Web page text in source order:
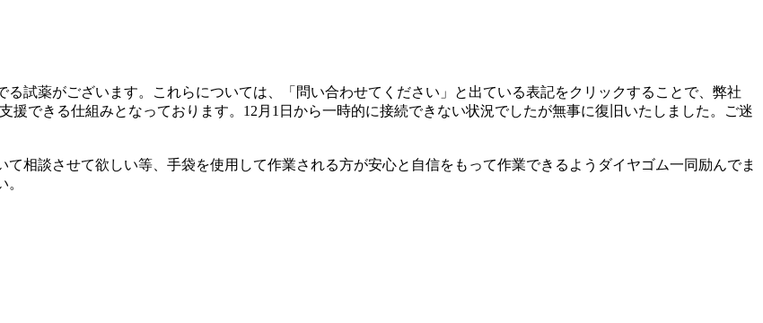
試薬がございます。これらについては、「問い合わせてください」と出ている表記をクリックすることで、弊社
できる仕組みとなっております。12月1日から一時的に接続できない状況でしたが無事に復旧いたしました。ご迷
相談させて欲しい等、手袋を使用して作業される方が安心と自信をもって作業できるようダイヤゴム一同励んでま